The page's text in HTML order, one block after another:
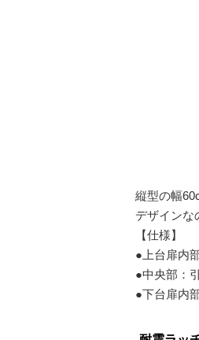
縦型の幅
デザインな
【仕様】
●上台扉内
●中央部：
●下台扉内